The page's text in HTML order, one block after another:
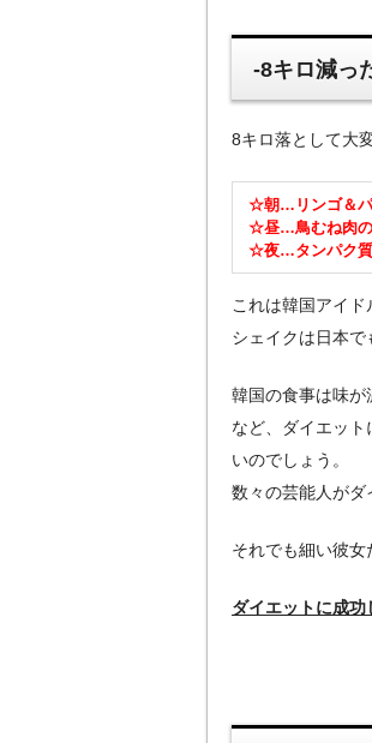
-8キロ減っ
8キロ落として大
☆朝…リンゴ＆パ
☆昼…鳥むね肉
☆夜…タンパク質
これは韓国アイド
シェイクは日本で
韓国の食事は味
など、ダイエッ
いのでしょう。
数々の芸能人がダ
それでも細い彼女
ダイエットに成功